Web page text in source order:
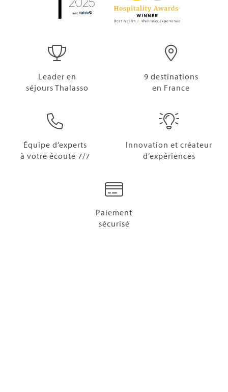
Leader en
séjours Thalasso
9 destinations
en France
Équipe d’experts
à votre écoute 7/7
Innovation et créateur
d’expériences
Paiement
sécurisé